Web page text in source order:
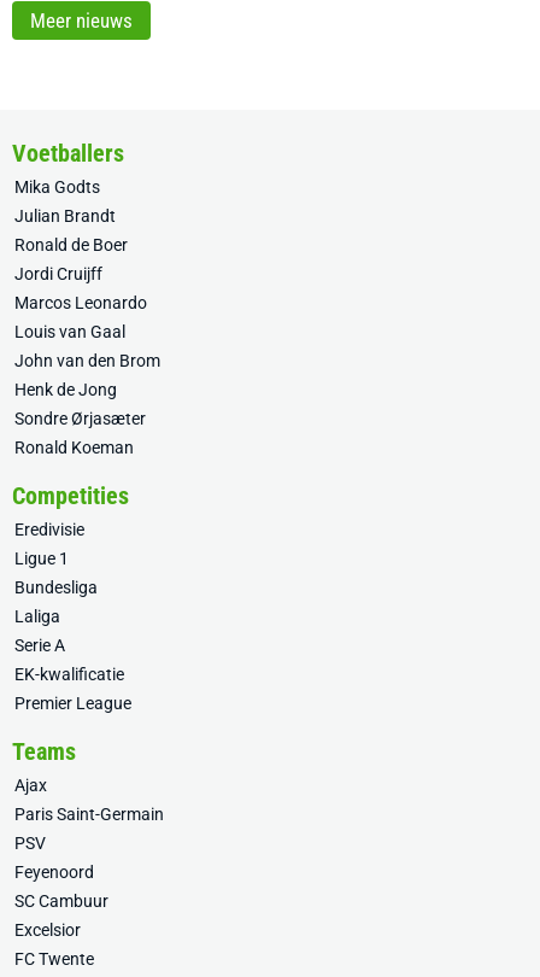
Meer nieuws
Voetballers
Mika Godts
Julian Brandt
Ronald de Boer
Jordi Cruijff
Marcos Leonardo
Louis van Gaal
John van den Brom
Henk de Jong
Sondre Ørjasæter
Ronald Koeman
Competities
Eredivisie
Ligue 1
Bundesliga
Laliga
Serie A
EK-kwalificatie
Premier League
Teams
Ajax
Paris Saint-Germain
PSV
Feyenoord
SC Cambuur
Excelsior
FC Twente